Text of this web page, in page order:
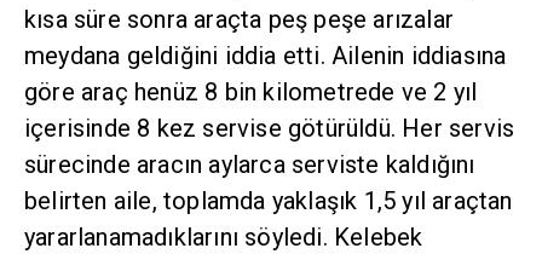
kısa süre sonra araçta peş peşe arızalar
meydana geldiğini iddia etti. Ailenin iddiasına
göre araç henüz 8 bin kilometrede ve 2 yıl
içerisinde 8 kez servise götürüldü. Her servis
sürecinde aracın aylarca serviste kaldığını
belirten aile, toplamda yaklaşık 1,5 yıl araçtan
yararlanamadıklarını söyledi. Kelebek